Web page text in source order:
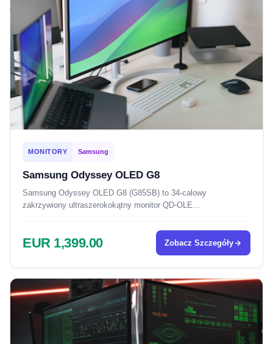
MONITORY Samsung
Samsung Odyssey OLED G8
Samsung Odyssey OLED G8 (G85SB) to 34-calowy
zakrzywiony ultraszerokokątny monitor QD-OLE...
EUR 1,399.00 Zobacz Szczegóły